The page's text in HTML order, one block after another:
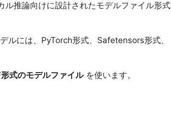
推論向けに設計されたモデルファイル形式
ルには、PyTorch形式、Safetensors形式、
式のモデルファイルを使います。